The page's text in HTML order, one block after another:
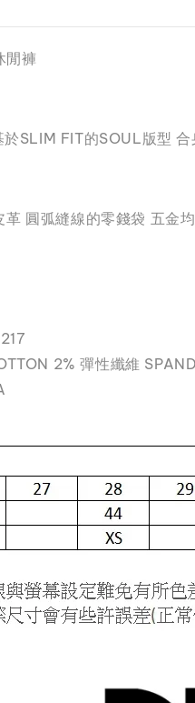
閒褲
SLIM FIT的SOUL版型
圓弧縫線的零錢袋 五金
2% 彈性纖維